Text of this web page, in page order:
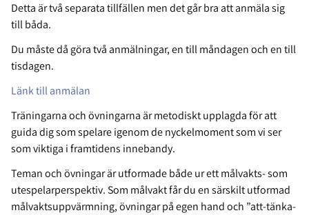
Detta är två separata tillfällen men det går bra att anmäla sig
till båda.
Du måste då göra två anmälningar, en till måndagen och en till
tisdagen.
Länk till anmälan
Träningarna och övningarna är metodiskt upplagda för att
guida dig som spelare igenom de nyckelmoment som vi ser
som viktiga i framtidens innebandy.
Teman och övningar är utformade både ur ett målvakts- som
utespelarperspektiv. Som målvakt får du en särskilt utformad
målvaktsuppvärmning, övningar på egen hand och ”att-tänka-